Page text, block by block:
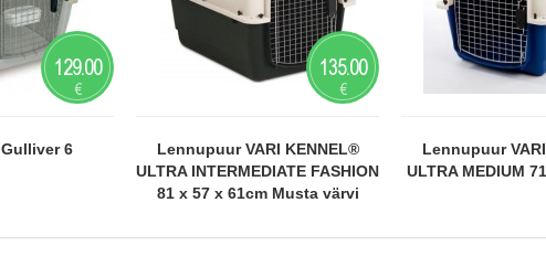
6
129.00
€
Lennupuur VARI KENNEL®
ULTRA INTERMEDIATE FASHION
81 x 57 x 61cm Musta värvi
135.00
€
Lennupuur
ULTRA MEDIUM